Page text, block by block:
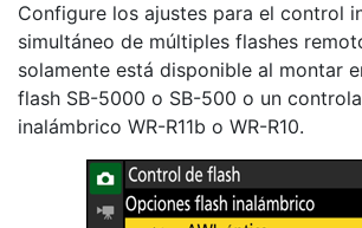
Configure los ajustes para el control
simultáneo de múltiples flashes
solamente está disponible al montar
flash SB-5000 o SB-500 o un
inalámbrico WR-R11b o WR-R10.